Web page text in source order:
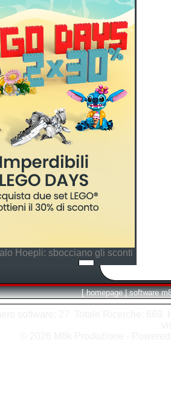
Hoepli: sbocciano gli sconti
[ homepage | software